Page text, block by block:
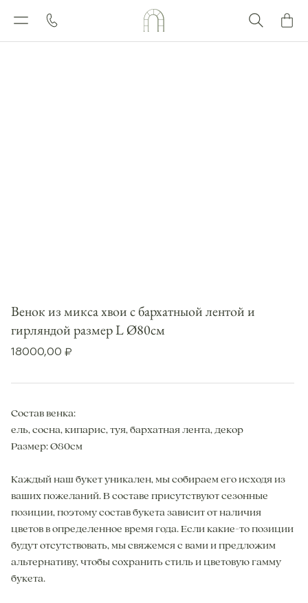
Венок из микса хвои с бархатныой лентой и
гирляндой размер L Ø80см
18000,00 ₽
Состав венка:
ель, сосна, кипарис, туя, бархатная лента, декор
Размер: Ø80см
Каждый наш букет уникален, мы собираем его исходя из
ваших пожеланий. В составе присутствуют сезонные
позиции, поэтому состав букета зависит от наличия
цветов в определенное время года. Если какие-то позиции
будут отсутствовать, мы свяжемся с вами и предложим
альтернативу, чтобы сохранить стиль и цветовую гамму
букета.